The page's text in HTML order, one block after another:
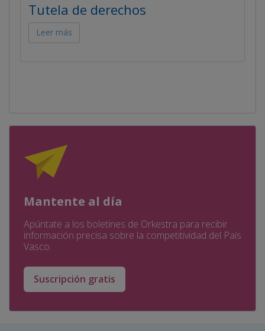
Tutela de derechos
Leer más
Mantente al día
Apúntate a los boletines de Orkestra para recibir
información precisa sobre la competitividad del País
Vasco.
Suscripción gratis